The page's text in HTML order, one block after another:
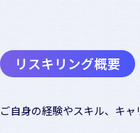
リスキリング概要
ご自身の経験やスキル、キ